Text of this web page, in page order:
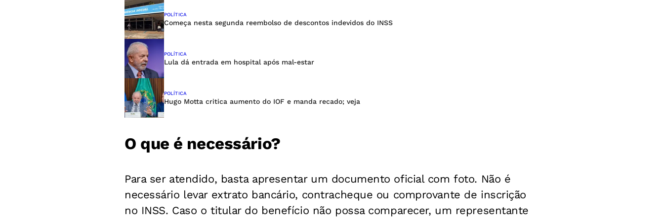
POLÍTICA
Começa nesta segunda reembolso de descontos indevidos do INSS
POLÍTICA
Lula dá entrada em hospital após mal-estar
POLÍTICA
Hugo Motta critica aumento do IOF e manda recado; veja
O que é necessário?
Para ser atendido, basta apresentar um documento oficial com foto. Não é
necessário levar extrato bancário, contracheque ou comprovante de inscrição
no INSS. Caso o titular do benefício não possa comparecer, um representante